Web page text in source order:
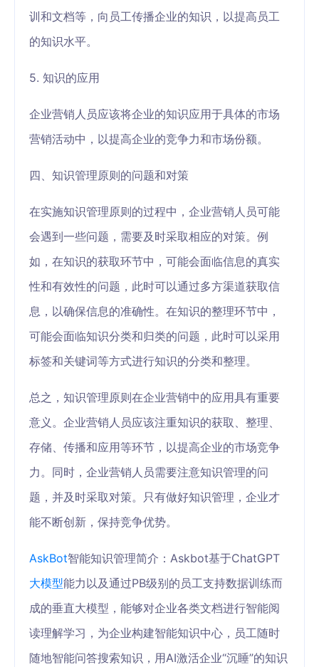
训和文档等，向员工传播企业的知识，以提高员工
的知识水平。
5. 知识的应用
企业营销人员应该将企业的知识应用于具体的市场
营销活动中，以提高企业的竞争力和市场份额。
四、知识管理原则的问题和对策
在实施知识管理原则的过程中，企业营销人员可能
会遇到一些问题，需要及时采取相应的对策。例
如，在知识的获取环节中，可能会面临信息的真实
性和有效性的问题，此时可以通过多方渠道获取信
息，以确保信息的准确性。在知识的整理环节中，
可能会面临知识分类和归类的问题，此时可以采用
标签和关键词等方式进行知识的分类和整理。
总之，知识管理原则在企业营销中的应用具有重要
意义。企业营销人员应该注重知识的获取、整理、
存储、传播和应用等环节，以提高企业的市场竞争
力。同时，企业营销人员需要注意知识管理的问
题，并及时采取对策。只有做好知识管理，企业才
能不断创新，保持竞争优势。
AskBot智能知识管理简介：Askbot基于ChatGPT
大模型能力以及通过PB级别的员工支持数据训练而
成的垂直大模型，能够对企业各类文档进行智能阅
读理解学习，为企业构建智能知识中心，员工随时
随地智能问答搜索知识，用AI激活企业“沉睡”的知识